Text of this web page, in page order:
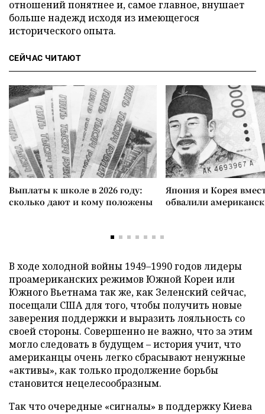
отношений понятнее и, самое главное, внушает
больше надежд исходя из имеющегося
исторического опыта.
СЕЙЧАС ЧИТАЮТ
Выплаты к школе в 2026 году:
сколько дают и кому положены
Япония и Корея
обвалили
В ходе холодной войны 1949–1990 годов лидеры
проамериканских режимов Южной Кореи или
Южного Вьетнама так же, как Зеленский сейчас,
посещали США для того, чтобы получить новые
заверения поддержки и выразить лояльность со
своей стороны. Совершенно не важно, что за этим
могло следовать в будущем – история учит, что
американцы очень легко сбрасывают ненужные
«активы», как только продолжение борьбы
становится нецелесообразным.
Так что очередные «сигналы» в поддержку Киева